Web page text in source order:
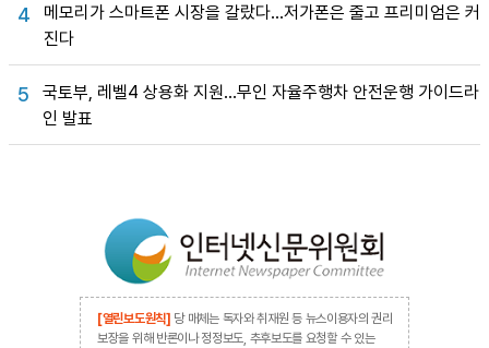
4
메모리가 스마트폰 시장을 갈랐다…저가폰은 줄고 프리미엄은 커
진다
5
국토부, 레벨4 상용화 지원…무인 자율주행차 안전운행 가이드라
인 발표
[열린보도원칙] 당 매체는 독자와 취재원 등 뉴스이용자의 권리
보장을 위해 반론이나 정정보도, 추후보도를 요청할 수 있는